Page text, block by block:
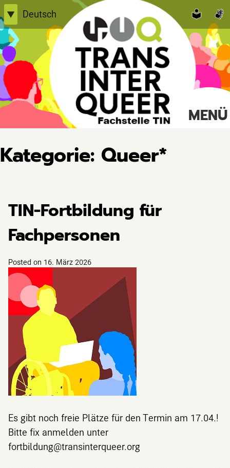
Skip
to
content
▼
Deutsch
English
Einfache Sprache
TransInterQueer e.V.
Suche
MENÜ
Kategorie: Queer*
TIN-Fortbildung für
Fachpersonen
Posted on 16. März 2026
Es gibt noch freie Plätze für den Termin am 17.04.!
Bitte fix anmelden unter
fortbildung@transinterqueer.org